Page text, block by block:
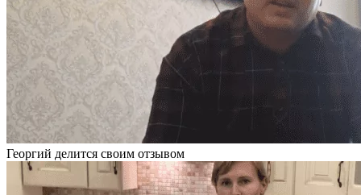
Георгий делится своим отзывом